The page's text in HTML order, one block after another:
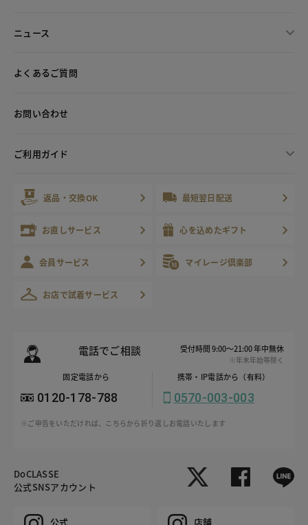
ニュース
よくあるご質問
お問い合わせ
ご利用ガイド
返品・交換OK 最短翌日配送
お直しサービス 心を込めたギフト
会員サービス マイレージ倶楽部
お店で試着サービス
電話でご相談 受付時間 9:00～21:00 年中無休
※年末年始等除く
固定電話から
0120-178-788
携帯・IP電話から（有料）
0570-003-003
※ご申告をいただければ、こちらから折り返しお電話いたします
DoCLASSE
公式SNSアカウント
公式 店舗